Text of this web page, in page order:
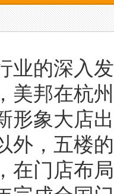
的深入发
美邦在杭
形象大店
外，五楼
在门店布